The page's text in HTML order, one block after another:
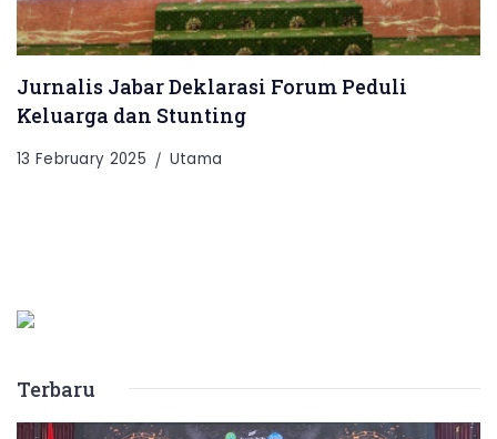
Jurnalis Jabar Deklarasi Forum Peduli
Keluarga dan Stunting
13 February 2025 Utama
Terbaru